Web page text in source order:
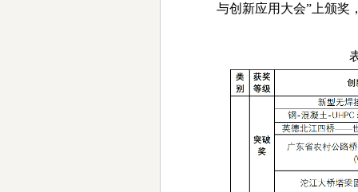
与创新应用大会” 上颁奖